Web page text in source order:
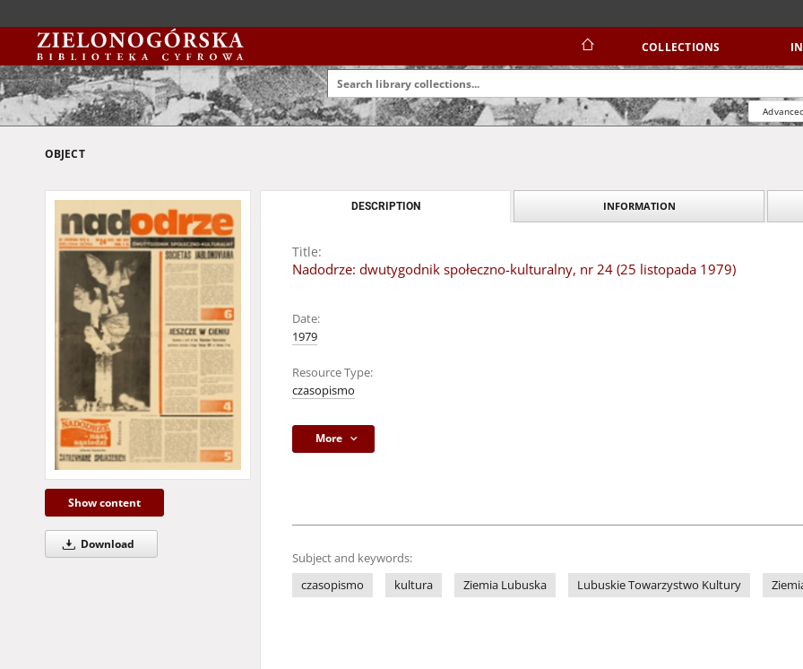
COLLECTIONS
OBJECT
Show content
Download
DESCRIPTION INFORMATION
Title:
Nadodrze: dwutygodnik społeczno-kulturalny, nr 24 (25 listopada 1979)
Date:
1979
Resource Type:
czasopismo
More
Subject and keywords:
czasopismo
kultura Ziemia Lubuska Lubuskie Towarzystwo Kultury